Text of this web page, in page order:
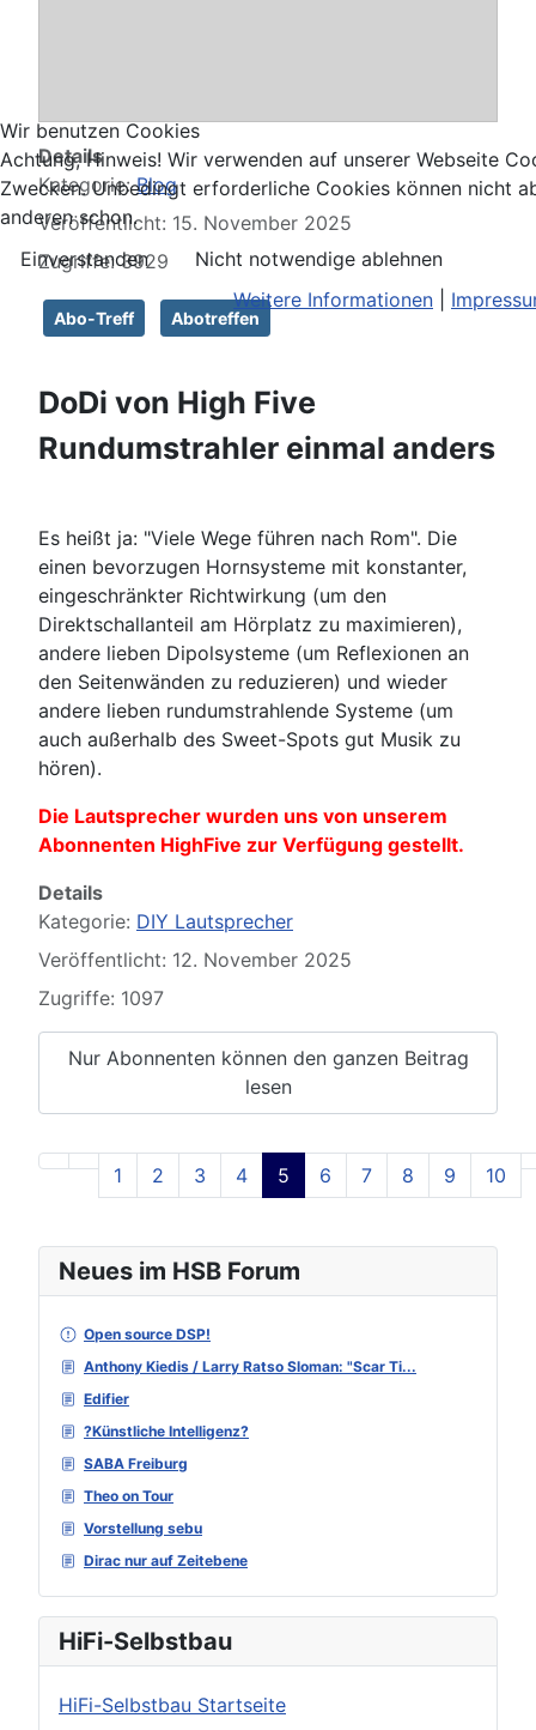
Neues im HSB Forum
Open source DSP!
Anthony Kiedis / Larry Ratso Sloman: "Scar Ti...
Edifier
?Künstliche Intelligenz?
SABA Freiburg
Theo on Tour
Vorstellung sebu
Dirac nur auf Zeitebene
HiFi-Selbstbau
HiFi-Selbstbau Startseite
Details
Kategorie:Blog
Veröffentlicht: 15. November 2025
Zugriffe: 3929
Abo-Treff Abotreffen
DoDi von High Five
Rundumstrahler einmal anders
Es heißt ja: "Viele Wege führen nach Rom". Die
einen bevorzugen Hornsysteme mit konstanter,
eingeschränkter Richtwirkung (um den
Direktschallanteil am Hörplatz zu maximieren),
andere lieben Dipolsysteme (um Reflexionen an
den Seitenwänden zu reduzieren) und wieder
andere lieben rundumstrahlende Systeme (um
auch außerhalb des Sweet-Spots gut Musik zu
hören).
Die Lautsprecher wurden uns von unserem
Abonnenten HighFive zur Verfügung gestellt.
Details
Kategorie: DIY Lautsprecher
Veröffentlicht: 12. November 2025
Zugriffe: 1097
Nur Abonnenten können den ganzen Beitrag
lesen
Seite 5 von 129
1 2 3 4 5 6 7 8 9 10
Wir benutzen Cookies
Achtung, Hinweis! Wir verwenden auf unserer Webseite
Zwecken. Unbedingt erforderliche Cookies können nicht
anderen schon.
Einverstanden
Nicht notwendige ablehnen
Weitere Informationen